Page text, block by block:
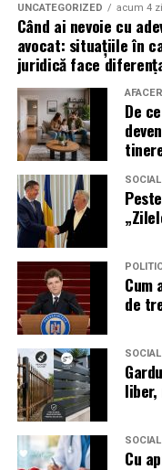
Atacurile sunt mai
evenimentelor
Campaniile de
importante profită
presiunea timpului și
pierde o ofertă sau o
ultimele bilete
sau câștigarea unui
reacționeze înainte
Turneul se încheie
o intensificare a
finalei. Printre cele
transmisiunile pirat,
tombolele,
Pentru a răspunde
cyber_Folks a lansat
primul asistent AI
din România. Acesta
utilizatorului, un
UNCATEGORIZED acum 4
Când ai nevoie cu
avocat: situațiile în
juridică face
De
SOCIAL
Cum
de
SOCIAL
SOCIAL
Cu